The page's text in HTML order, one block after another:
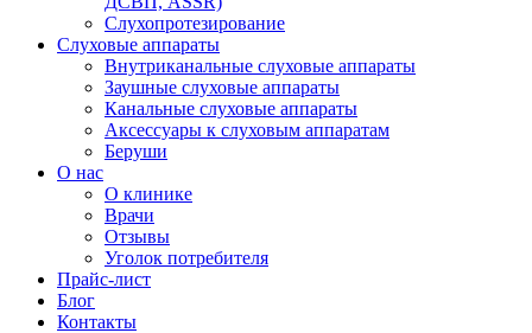
Слухопротезирование
Слуховые аппараты
Внутриканальные слуховые аппараты
Заушные слуховые аппараты
Канальные слуховые аппараты
Аксессуары к слуховым аппаратам
Беруши
О нас
О клинике
Врачи
Отзывы
Уголок потребителя
Прайс-лист
Блог
Контакты